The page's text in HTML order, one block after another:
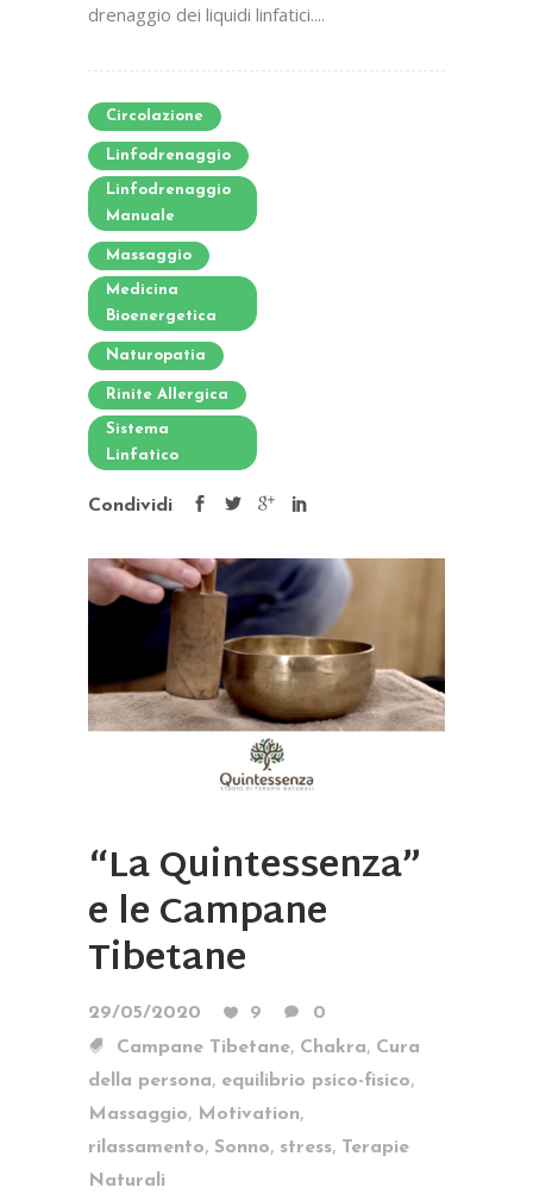
drenaggio dei liquidi linfatici....
Circolazione
Linfodrenaggio
Linfodrenaggio
Manuale
Massaggio
Medicina
Bioenergetica
Naturopatia
Rinite Allergica
Sistema
Linfatico
Condividi
“La Quintessenza”
e le Campane
Tibetane
29/05/2020 9
0
Campane Tibetane, Chakra, Cura
della persona, equilibrio psico-fisico,
Massaggio, Motivation,
rilassamento, Sonno, stress, Terapie
Naturali